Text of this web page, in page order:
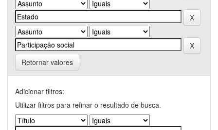
Retornar valores
Adicionar filtros:
Utilizar filtros para refinar o resultado de busca.